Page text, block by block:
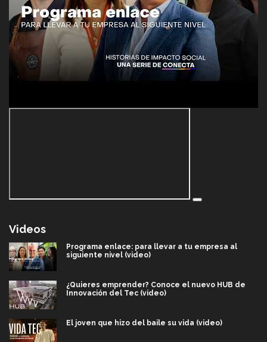
Videos
Programa enlace: para llevar a tu empresa al
siguiente nivel (video)
¿Quieres emprender? Conoce el nuevo HUB de
Innovación del Tec (video)
El joven que hizo del baile su vida (video)